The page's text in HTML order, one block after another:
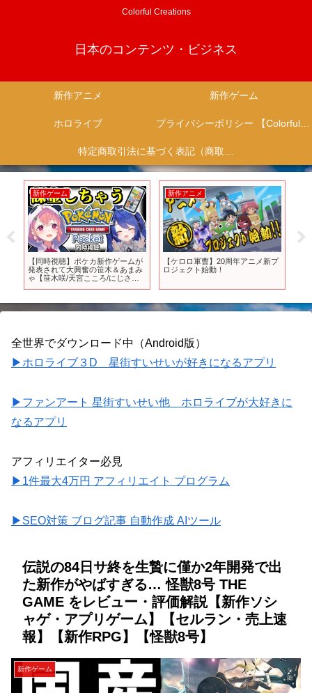
Colorful Creations
日本のコンテンツ・ビジネス
新作アニメ 新作ゲーム
ホロライブ プライバシーポリシー 【Colorful Creation】
特定商取引法に基づく表記（商取引に関する開示）
新作ゲーム
【同時視聴】ポケカ新作ゲームが
発表されて大興奮の笹木＆あまみ
ゃ【笹木咲/天宮こころ/にじさん
新作アニメ
【ケロロ軍曹】20周年アニメ新プ
ロジェクト始動！
全世界でダウンロード中（Android版）
▶ホロライブ３D 星街すいせいが好きになるアプリ
▶ファンアート 星街すいせい他 ホロライブが大好きに
なるアプリ
アフィリエイター必見
▶1件最大4万円 アフィリエイト プログラム
▶SEO対策 ブログ記事 自動作成 AIツール
伝説の84日サ終を生贄に僅か2年開発で出
た新作がやばすぎる… 怪獣8号 THE
GAME をレビュー・評価解説【新作ソシ
ャゲ・アプリゲーム】【セルラン・売上速
報】【新作RPG】【怪獣8号】
新作ゲーム